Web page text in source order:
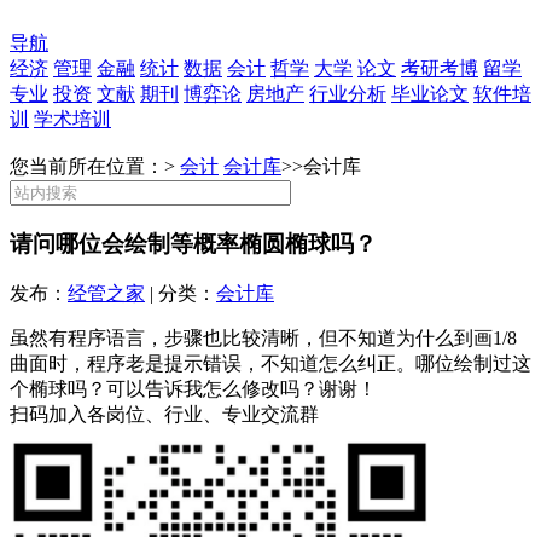
导航
经济 管理 金融 统计 数据 会计 哲学 大学 论文 考研考博 留学
专业 投资 文献 期刊 博弈论 房地产 行业分析 毕业论文 软件培
训 学术培训
您当前所在位置：> 会计 会计库>>会计库
请问哪位会绘制等概率椭圆椭球吗？
发布： 经管之家 | 分类： 会计库
虽然有程序语言，步骤也比较清晰，但不知道为什么到画1/8
曲面时，程序老是提示错误，不知道怎么纠正。哪位绘制过这
个椭球吗？可以告诉我怎么修改吗？谢谢！
扫码加入各岗位、行业、专业交流群